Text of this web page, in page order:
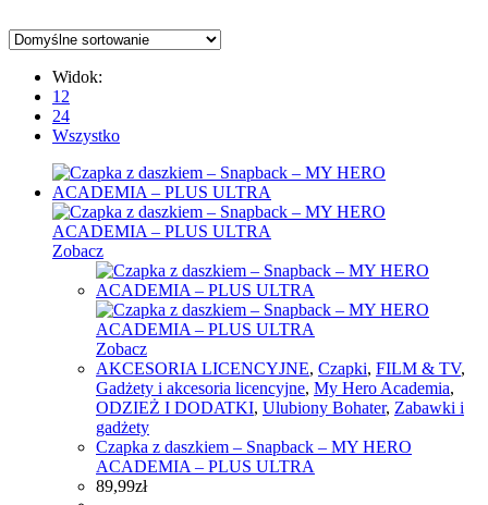
Widok:
12
24
Wszystko
Zobacz
Zobacz
AKCESORIA LICENCYJNE, Czapki, FILM & TV,
Gadżety i akcesoria licencyjne, My Hero Academia,
ODZIEŻ I DODATKI, Ulubiony Bohater, Zabawki i
gadżety
Czapka z daszkiem – Snapback – MY HERO
ACADEMIA – PLUS ULTRA
89,99zł